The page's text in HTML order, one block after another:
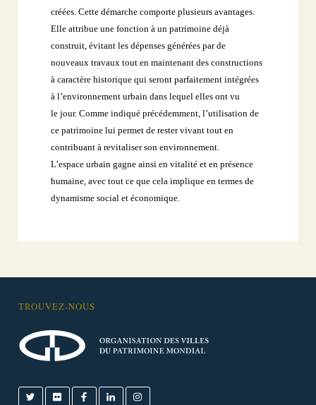
créées.Cette démarche comporte plusieurs avantages.
Elle attribue une fonction àun patrimoine déjà
construit, évitant les dépenses générées par de
nouveauxtravaux tout en maintenant des constructions
à caractère historique qui serontparfaitement intégrées
à l’environnement urbain dans lequel elles ont vu
lejour. Comme indiqué précédemment, l’utilisation de
ce patrimoine lui permetde rester vivant tout en
contribuant à revitaliser son environnement.
L’espaceurbain gagne ainsi en vitalité et en présence
humaine, avec tout ce que celaimplique en termes de
dynamisme social et économique.
TROUVEZ-NOUS